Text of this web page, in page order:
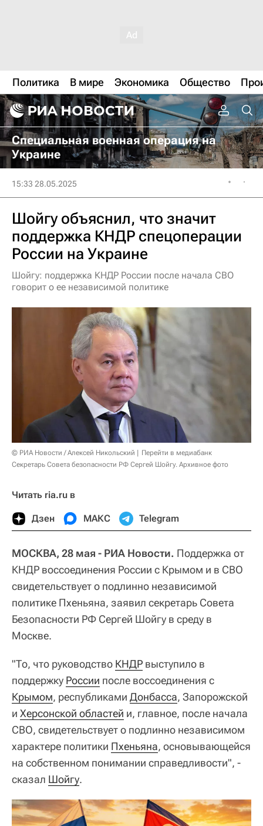
Политика В мире Экономика Общество
Специальная военная операция на
Украине
15:33 28.05.2025
Шойгу объяснил, что значит
поддержка КНДР спецоперации
России на Украине
Шойгу: поддержка КНДР России после начала СВО
говорит о ее независимой политике
© РИА Новости / Алексей Никольский
Перейти в медиабанк
Секретарь Совета безопасности РФ Сергей Шойгу. Архивное фото
Читать ria.ru в
Дзен МАКС Telegram
МОСКВА, 28 мая - РИА Новости. Поддержка от
КНДР воссоединения России с Крымом и в СВО
свидетельствует о подлинно независимой
политике Пхеньяна, заявил секретарь Совета
Безопасности РФ Сергей Шойгу в среду в
Москве.
"То, что руководство КНДР выступило в
поддержку России после воссоединения с
Крымом, республиками Донбасса, Запорожской
и Херсонской областей и, главное, после начала
СВО, свидетельствует о подлинно независимом
характере политики Пхеньяна, основывающейся
на собственном понимании справедливости", -
сказал Шойгу.